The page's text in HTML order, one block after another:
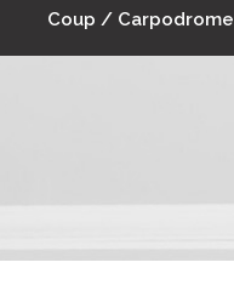
Coup / Carpodrome